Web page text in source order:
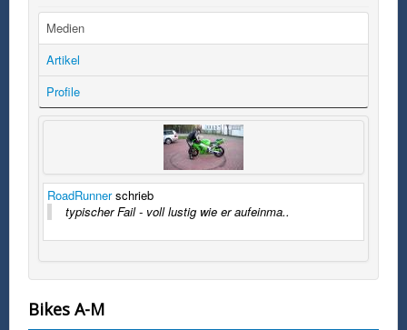
Medien
Artikel
Profile
RoadRunnerschrieb
typischer Fail - voll lustig wie er aufeinma..
Bikes A-M